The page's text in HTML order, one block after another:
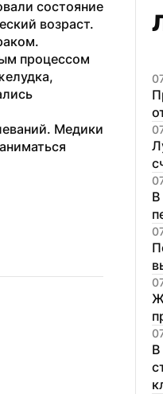
состояние
возраст.
процессом
Медики
В
В